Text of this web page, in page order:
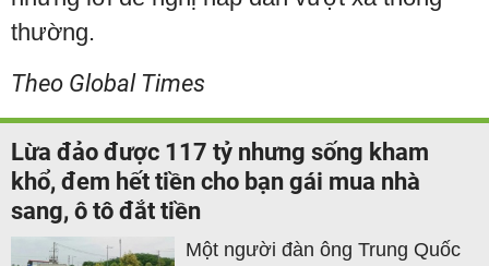
thường.
Theo Global Times
Lừa đảo được 117 tỷ nhưng sống kham
khổ, đem hết tiền cho bạn gái mua nhà
sang, ô tô đắt tiền
Một người đàn ông Trung Quốc